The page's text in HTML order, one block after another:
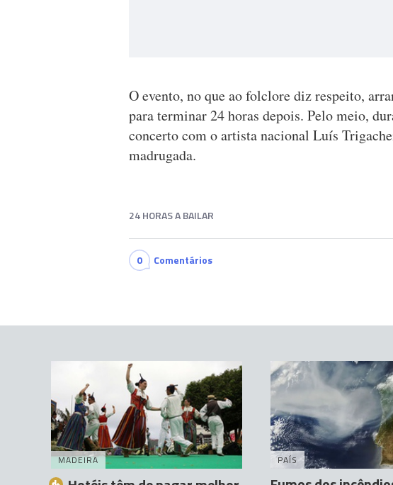
O evento, no que ao folclore diz respeito,
para terminar 24 horas depois. Pelo meio,
concerto com o artista nacional Luís
madrugada.
24 HORAS A BAILAR
0 Comentários
MADEIRA PAÍS